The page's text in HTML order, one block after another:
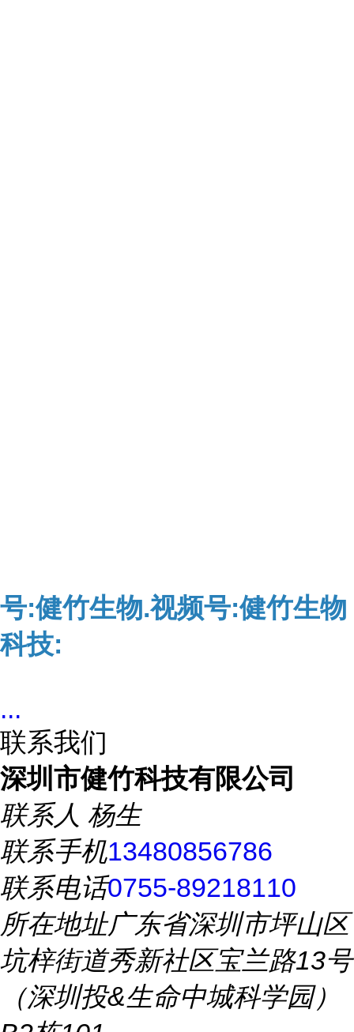
号:健竹生物.视频号:健竹生物
科技:
...
联系我们
深圳市健竹科技有限公司
联系人 杨生
联系手机13480856786
联系电话0755-89218110
所在地址广东省深圳市坪山区
坑梓街道秀新社区宝兰路13号
（深圳投&生命中城科学园）